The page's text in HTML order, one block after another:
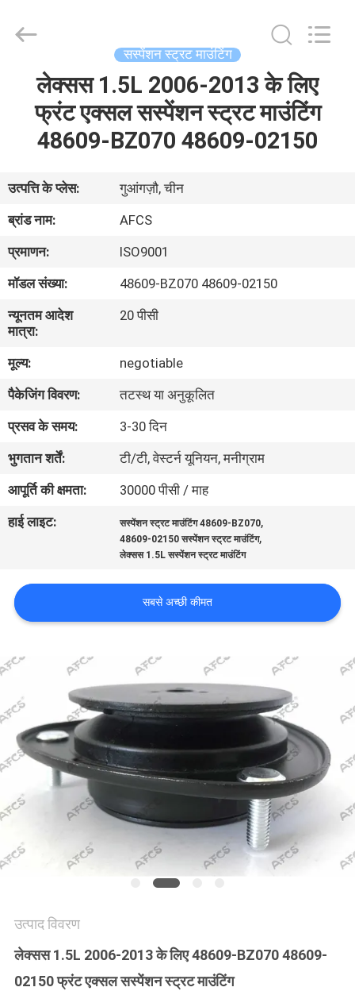
उत्पादों
वीडियो
बारे
में
कारखाने
का
दौरा
गुणवत्ता
नियंत्रण
हमसे
करें
उद्धरण
मांगें
साइटमैप
गोपनीयता
नीति
PARTS
सस्पेंशन स्ट्रट माउंटिंग
लेक्सस 1.5L 2006-2013 के लिए
फ्रंट एक्सल सस्पेंशन स्ट्रट माउंटिंग
48609-BZ070 48609-02150
उत्पत्ति के प्लेस:
गुआंगज़ौ, चीन
ब्रांड नाम:
AFCS
प्रमाणन:
ISO9001
मॉडल संख्या:
48609-BZ070 48609-02150
न्यूनतम आदेश
मात्रा:
20 पीसी
मूल्य:
negotiable
पैकेजिंग विवरण:
तटस्थ या अनुकूलित
प्रसव के समय:
3-30 दिन
भुगतान शर्तें:
टी/टी, वेस्टर्न यूनियन, मनीग्राम
आपूर्ति की क्षमता:
30000 पीसी / माह
हाई लाइट:
सस्पेंशन स्ट्रट माउंटिंग 48609-BZ070,
48609-02150 सस्पेंशन स्ट्रट माउंटिंग,
लेक्सस 1.5L सस्पेंशन स्ट्रट माउंटिंग
सबसे अच्छी कीमत
उत्पाद विवरण
लेक्सस 1.5L 2006-2013 के लिए 48609-BZ070 48609-
02150 फ्रंट एक्सल सस्पेंशन स्ट्रट माउंटिंग